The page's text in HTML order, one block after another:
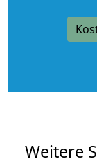
Weitere